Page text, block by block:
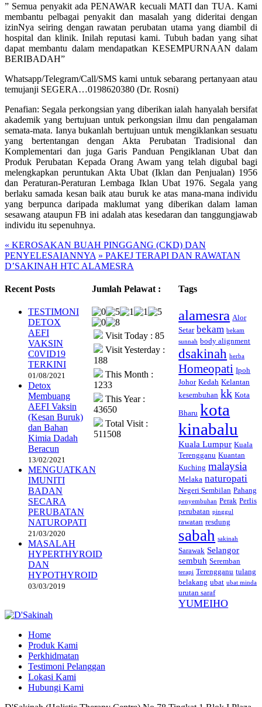
” Semua penyakit ada PENAWAR kecuali MATI dan TUA. Kami
membantu pelbagai penyakit dan masalah yang dideritai dengan
izinNya seiring dengan rawatan perubatan utama yang diambil di
hospital dan klinik. Inilah reputasi kami. Tubuh badan yang sihat
dapat membantu dalam mendapatkan KESEMPURNAAN dalam
BERIBADAH”
Whatsapp/Telegram/Call/SMS kami untuk sebarang pertanyaan atau
temujanji SEGERA…0198620380 (Dr. Rosni)
Penafian: Segala perkongsian yang diberikan ialah hanyalah bersifat
akademik yang bertujuan untuk perkongsian ilmu dan pengalaman
semata-mata. Ianya bukanlah bertujuan untuk mengiklankan sesuatu
yang bertentangan dengan Akta Perubatan Tradisional dan
Komplementari dan juga Garis Panduan Pengiklanan Ubat dan
Produk Perubatan Kepada Orang Awam yang telah digubal bagi
melengkapkan peruntukan Akta Ubat (Iklan dan Penjualan) 1956
dan Peraturan-Peraturan Lembaga Iklan Ubat 1976. Segala yang
berlaku samada kesan baik atau buruk ke atas mana-mana individu
yang berpunca daripada maklumat yang diberikan dalam laman
sesawang ataupun FB ini adalah atas kesedaran dan tanggungjawab
individu itu sepenuhnya.
« KEROSAKAN BUAH PINGGANG (CKD) DAN
PENYELESAIANNYA » PAKEJ TERAPI DAN RAWATAN
D’SAKINAH HTC ALAMESRA
Recent Posts
TESTIMONI
DETOX
AEFI
VAKSIN
C0VID19
TERKINI
01/08/2021
Detox
Membuang
AEFI Vaksin
(Kesan Buruk)
dan Bahan
Kimia Dadah
Beracun
13/02/2021
MENGUATKAN
IMUNITI
BADAN
SECARA
PERUBATAN
NATUROPATI
21/03/2020
MASALAH
HYPERTHYROID
DAN
HYPOTHYROID
03/03/2019
Jumlah Pelawat :
Visit Today : 85
Visit Yesterday :
188
This Month :
1233
This Year :
43650
Total Visit :
511508
Tags
alamesra Alor
Setar bekam bekam
sunnah body alignment
dsakinah herba
Homeopati Ipoh
Johor Kedah Kelantan
kesembuhan kk Kota
Bharu kota
kinabalu
Kuala Lumpur Kuala
Terengganu Kuantan
Kuching malaysia
Melaka naturopati
Negeri Sembilan Pahang
penyembuhan Perak Perlis
perubatan pinggul
rawatan resdung
sabah sakinah
Sarawak Selangor
sembuh Seremban
terapi Terengganu tulang
belakang ubat ubat minda
urutan saraf
YUMEIHO
Home
Produk Kami
Perkhidmatan
Testimoni Pelanggan
Lokasi Kami
Hubungi Kami